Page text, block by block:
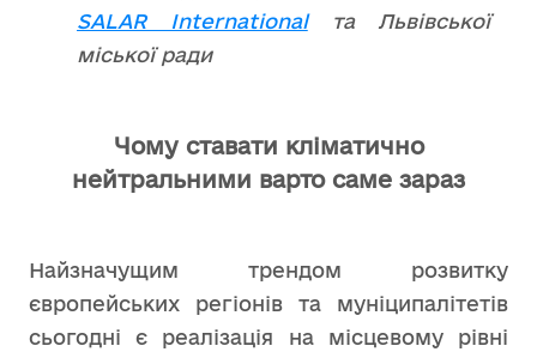
SALAR Internationalта Львівської
міської ради
Чому ставати кліматично
нейтральними варто саме зараз
Найзначущим трендом розвитку
європейських регіонів та муніципалітетів
сьогодні є реалізація на місцевому рівні